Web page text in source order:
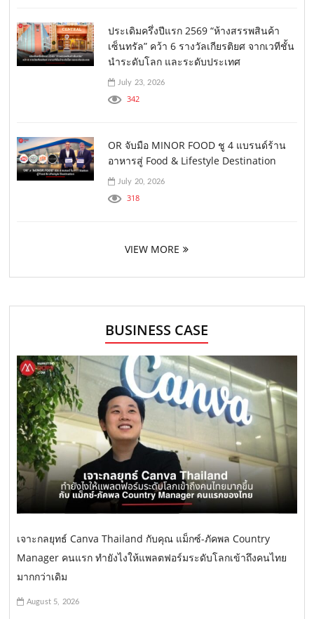
ประเดิมครึ่งปีแรก 2569 “ห้างสรรพสินค้า
เซ็นทรัล” คว้า 6 รางวัลเกียรติยศ จากเวทีชั้น
นำระดับโลก และระดับประเทศ
July 23, 2026
342
OR จับมือ MINOR FOOD ชู 4 แบรนด์ร้าน
อาหารสู่ Food & Lifestyle Destination
July 20, 2026
318
VIEW MORE
BUSINESS CASE
เจาะกลยุทธ์ Canva Thailand กับคุณ แม็กซ์-ภัคพล Country
Manager คนแรก ทำยังไงให้แพลตฟอร์มระดับโลกเข้าถึงคนไทย
มากกว่าเดิม
August 5, 2026